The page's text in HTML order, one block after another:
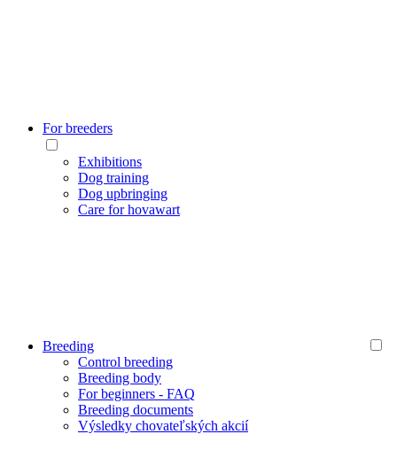
For breeders
Exhibitions
Dog training
Dog upbringing
Care for hovawart
Breeding
Control breeding
Breeding body
For beginners - FAQ
Breeding documents
Výsledky chovateľských akcií